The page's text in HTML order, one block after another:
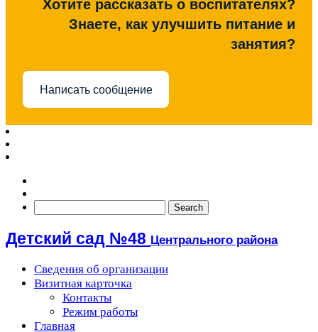
Хотите рассказать о воспитателях?
Знаете, как улучшить питание и
занятия?
Написать сообщение
Детский сад №48 Центрального района
Сведения об организации
Визитная карточка
Контакты
Режим работы
Главная